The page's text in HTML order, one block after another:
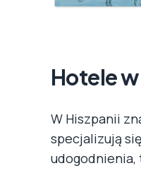
Hotele
W Hiszpanii
specjalizują
udogodnienia,